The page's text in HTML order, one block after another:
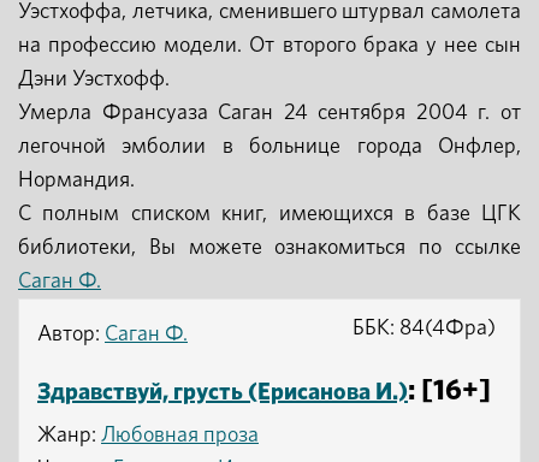
Уэстхоффа, летчика, сменившего штурвал самолета
на профессию модели. От второго брака у нее сын
Дэни Уэстхофф.
Умерла Франсуаза Саган 24 сентября 2004 г. от
легочной эмболии в больнице города Онфлер,
Нормандия.
С полным списком книг, имеющихся в базе ЦГК
библиотеки, Вы можете ознакомиться по ссылке
Саган Ф.
Автор: Саган Ф.
Здравствуй, грусть (Ерисанова И.): [16+]
Жанр: Любовная проза
ББК: 84(4Фра)